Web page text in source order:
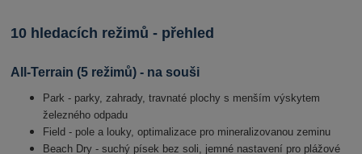
10 hledacích režimů - přehled
All-Terrain (5 režimů) - na souši
Park - parky, zahrady, travnaté plochy s menším výskytem
železného odpadu
Field - pole a louky, optimalizace pro mineralizovanou zeminu
Beach Dry - suchý písek bez soli, jemné nastavení pro plážové